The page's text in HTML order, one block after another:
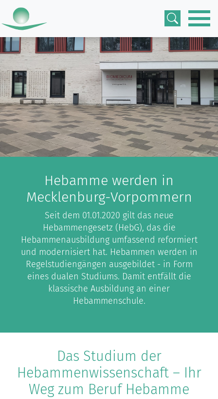
Hebamme werden in
Mecklenburg-Vorpommern
Seit dem 01.01.2020 gilt das neue
Hebammengesetz (HebG), das die
Hebammenausbildung umfassend reformiert
und modernisiert hat. Hebammen werden in
Regelstudiengängen ausgebildet - in Form
eines dualen Studiums. Damit entfällt die
klassische Ausbildung an einer
Hebammenschule.
Das Studium der
Hebammenwissenschaft – Ihr
Weg zum Beruf Hebamme